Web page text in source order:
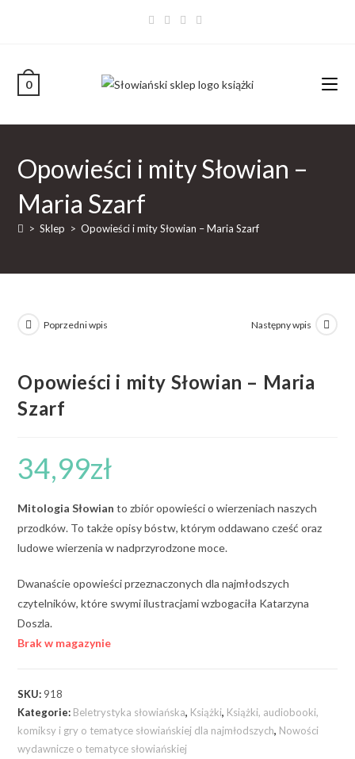
0
Opowieści i mity Słowian –
Maria Szarf
> Sklep > Opowieści i mity Słowian – Maria Szarf
Poprzedni wpis Następny wpis
Opowieści i mity Słowian – Maria
Szarf
34,99zł
Mitologia Słowian to zbiór opowieści o wierzeniach naszych
przodków. To także opisy bóstw, którym oddawano cześć oraz
ludowe wierzenia w nadprzyrodzone moce.
Dwanaście opowieści przeznaczonych dla najmłodszych
czytelników, które swymi ilustracjami wzbogaciła Katarzyna
Doszla.
Brak w magazynie
SKU: 918
Kategorie: Beletrystyka słowiańska, Książki, Książki, audiobooki,
komiksy i gry o tematyce słowiańskiej dla najmłodszych, Nowości
wydawnicze o tematyce słowiańskiej